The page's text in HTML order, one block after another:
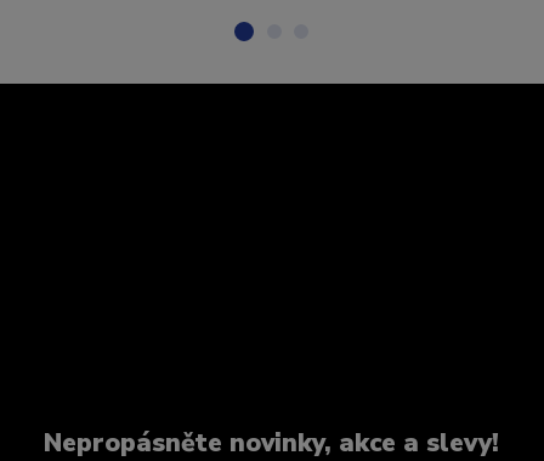
Nepropásněte novinky, akce a slevy!